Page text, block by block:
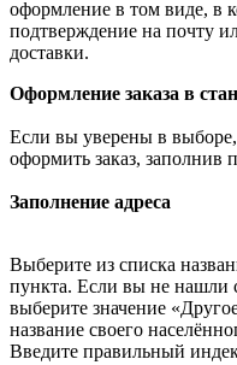
оформление в том виде, в
подтверждение на почту
доставки.
Оформление заказа в
Если вы уверены в
оформить заказ, заполнив
Заполнение адреса
Выберите из списка
пункта. Если вы не нашли
выберите значение
название своего
Введите правильный